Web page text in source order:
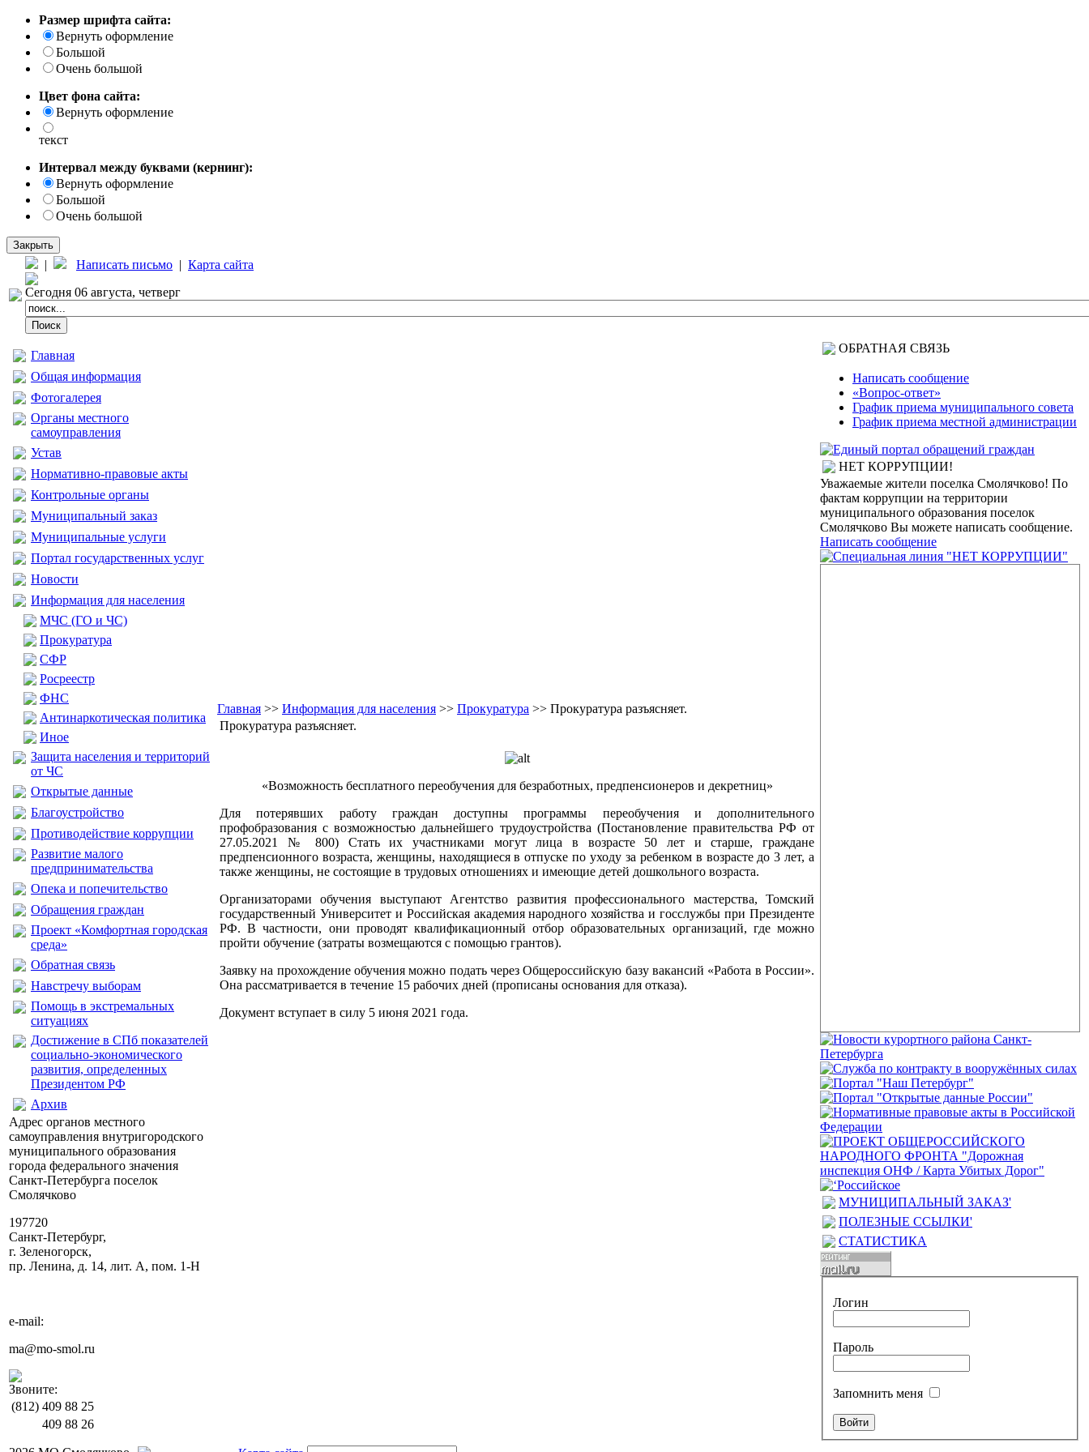
Размер шрифта сайта:
Вернуть оформление
Большой
Очень большой
Цвет фона сайта:
Вернуть оформление
текст
Интервал между буквами (кернинг):
Вернуть оформление
Большой
Очень большой
Закрыть
| Написать письмо | Карта сайта
Сегодня 06 августа, четверг
Главная
Общая информация
Фотогалерея
Органы местного
самоуправления
Устав
Нормативно-правовые акты
Контрольные органы
Муниципальный заказ
Муниципальные услуги
Портал государственных услуг
Новости
Информация для населения
МЧС (ГО и ЧС)
Прокуратура
CФР
Росреестр
ФНС
Антинаркотическая политика
Иное
Защита населения и территорий
от ЧС
Открытые данные
Благоустройство
Противодействие коррупции
Развитие малого
предпринимательства
Опека и попечительство
Обращения граждан
Проект «Комфортная городская
среда»
Обратная связь
Навстречу выборам
Помощь в экстремальных
ситуациях
Достижение в СПб показателей
социально-экономического
развития, определенных
Президентом РФ
Архив
Адрес органов местного
самоуправления внутригородского
муниципального образования
города федерального значения
Санкт-Петербурга поселок
Смолячково
197720
Санкт-Петербург,
г. Зеленогорск,
пр. Ленина, д. 14, лит. А, пом. 1-Н
e-mail:
ma@mo-smol.ru
Звоните:
(812) 409 88 25
409 88 26
Главная >> Информация для населения >> Прокуратура >> Прокуратура разъясняет.
Прокуратура разъясняет.
«Возможность бесплатного переобучения для безработных, предпенсионеров и декретниц»
Для потерявших работу граждан доступны программы переобучения и дополнительного
профобразования с возможностью дальнейшего трудоустройства (Постановление правительства РФ от
27.05.2021 № 800) Стать их участниками могут лица в возрасте 50 лет и старше, граждане
предпенсионного возраста, женщины, находящиеся в отпуске по уходу за ребенком в возрасте до 3 лет, а
также женщины, не состоящие в трудовых отношениях и имеющие детей дошкольного возраста.
Организаторами обучения выступают Агентство развития профессионального мастерства, Томский
государственный Университет и Российская академия народного хозяйства и госслужбы при Президенте
РФ. В частности, они проводят квалификационный отбор образовательных организаций, где можно
пройти обучение (затраты возмещаются с помощью грантов).
Заявку на прохождение обучения можно подать через Общероссийскую базу вакансий «Работа в России».
Она рассматривается в течение 15 рабочих дней (прописаны основания для отказа).
Документ вступает в силу 5 июня 2021 года.
ОБРАТНАЯ СВЯЗЬ
Написать сообщение
«Вопрос-ответ»
График приема муниципального совета
График приема местной администрации
НЕТ КОРРУПЦИИ!
Уважаемые жители поселка Смолячково! По
фактам коррупции на территории
муниципального образования поселок
Смолячково Вы можете написать сообщение.
Написать сообщение
МУНИЦИПАЛЬНЫЙ ЗАКАЗ'
ПОЛЕЗНЫЕ ССЫЛКИ'
СТАТИСТИКА
Логин
Пароль
Запомнить меня